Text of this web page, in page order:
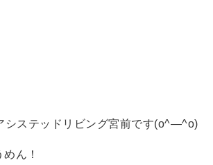
システッドリビング宮前です(o^―^o)
ん！